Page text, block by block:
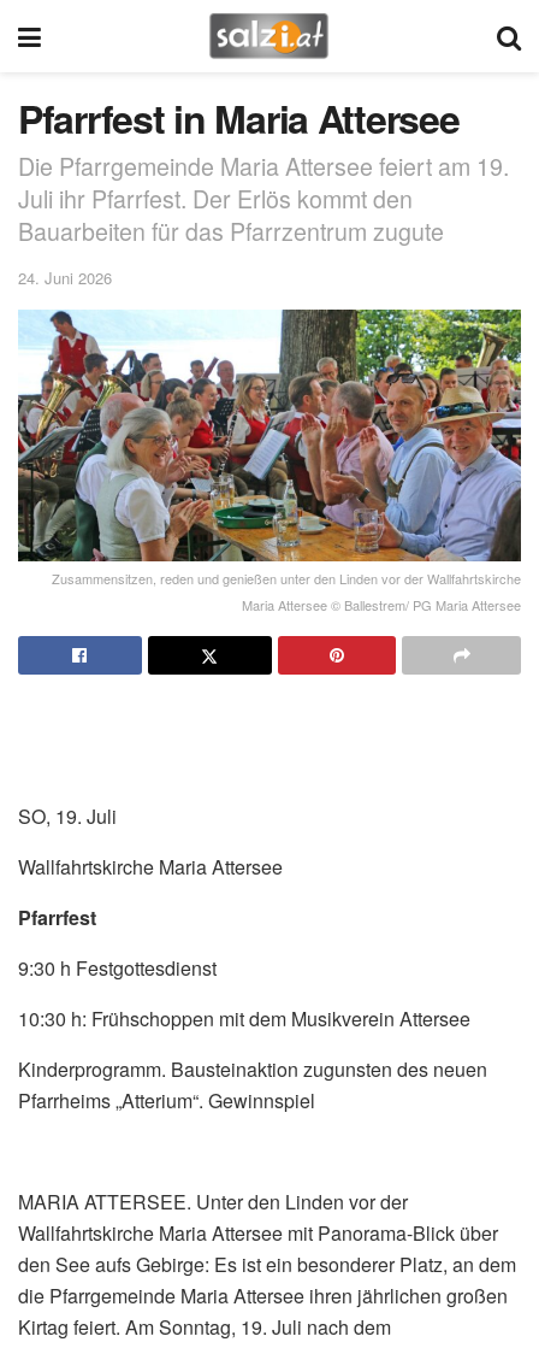
Pfarrfest in Maria Attersee
Die Pfarrgemeinde Maria Attersee feiert am 19.
Juli ihr Pfarrfest. Der Erlös kommt den
Bauarbeiten für das Pfarrzentrum zugute
24. Juni 2026
Zusammensitzen, reden und genießen unter den Linden vor der Wallfahrtskirche
Maria Attersee © Ballestrem/ PG Maria Attersee
SO, 19. Juli
Wallfahrtskirche Maria Attersee
Pfarrfest
9:30 h Festgottesdienst
10:30 h: Frühschoppen mit dem Musikverein Attersee
Kinderprogramm. Bausteinaktion zugunsten des neuen
Pfarrheims „Atterium“. Gewinnspiel
MARIA ATTERSEE. Unter den Linden vor der
Wallfahrtskirche Maria Attersee mit Panorama-Blick über
den See aufs Gebirge: Es ist ein besonderer Platz, an dem
die Pfarrgemeinde Maria Attersee ihren jährlichen großen
Kirtag feiert. Am Sonntag, 19. Juli nach dem